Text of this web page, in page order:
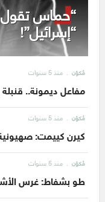
“حماس
“إسرائيل”!
مُكوّن منذ 5 سنوات
مفاعل ديمونة..
مُكوّن منذ 5 سنوات
كيرن كييمت: صهيونية
مُكوّن منذ 5 سنوات
طو بشفاط: غرس